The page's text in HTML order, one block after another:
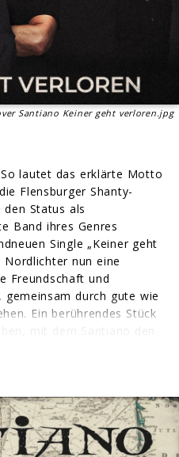
Santiano Keiner geht verloren.jpg
lautet das erklärte Motto
Flensburger Shanty-
den Status als
Band ihres Genres
Single „Keiner geht
nun eine
Freundschaft und
durch gute wie
Ein berührendes Stück
Nirgendwo“
ein, ob auf hoher
die Santiano in
aus packendem Rock,